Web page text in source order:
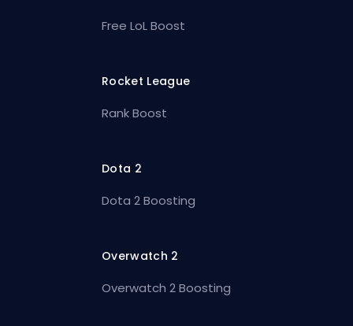
Free LoL Boost
Rocket League
Rank Boost
Dota 2
Dota 2 Boosting
Overwatch 2
Overwatch 2 Boosting